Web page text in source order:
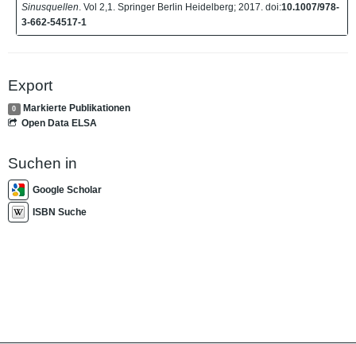
Sinusquellen . Vol 2,1. Springer Berlin Heidelberg; 2017. doi:10.1007/978-
3-662-54517-1
Export
0
Markierte Publikationen
Open Data ELSA
Suchen in
Google Scholar
ISBN Suche